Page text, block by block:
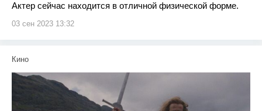
Актер сейчас находится в отличной физической форме.
03 сен 2023 13:32
Кино